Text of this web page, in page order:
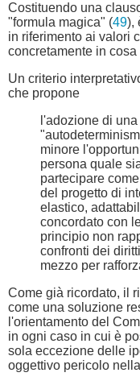
Costituendo una
"formula magica" (49),
in riferimento ai valori
concretamente in
Un criterio
che propone
l'adozione di
minore
persona quale
partecipare
del progetto di
elastico,
concordato con
principio non
confronti dei
mezzo per
Come già ricordato, il
come una soluzione
l'orientamento del
in ogni caso in cui è
sola eccezione delle
oggettivo pericolo